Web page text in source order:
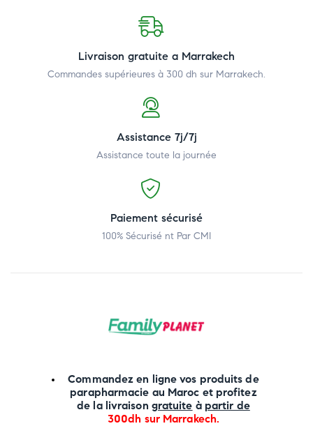
Livraison gratuite a Marrakech
Commandes supérieures à 300 dh sur Marrakech.
Assistance 7j/7j
Assistance toute la journée
Paiement sécurisé
100% Sécurisé nt Par CMI
Commandez en ligne vos produits de
parapharmacie au Maroc et profitez
de la livraison gratuite à partir de
300dh sur Marrakech.